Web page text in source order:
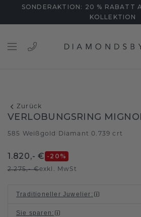
SONDERAKTION: 20 % RABATT
KOLLEKTION
Zurück
VERLOBUNGSRING
585 Weißgold Diamant 0.739 crt
1.820,- € -20 %
2.275,- €exkl. MwSt
Traditioneller Juwelier :
Sie sparen :